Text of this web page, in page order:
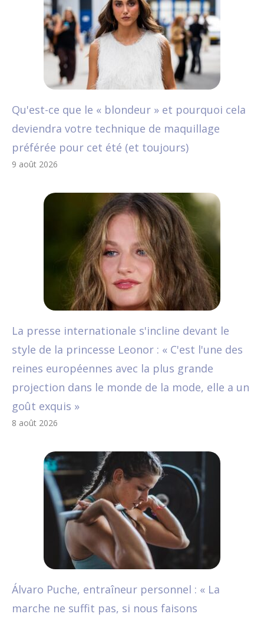
Qu'est-ce que le « blondeur » et pourquoi cela
deviendra votre technique de maquillage
préférée pour cet été (et toujours)
9 août 2026
La presse internationale s'incline devant le
style de la princesse Leonor : « C'est l'une des
reines européennes avec la plus grande
projection dans le monde de la mode, elle a un
goût exquis »
8 août 2026
Álvaro Puche, entraîneur personnel : « La
marche ne suffit pas, si nous faisons